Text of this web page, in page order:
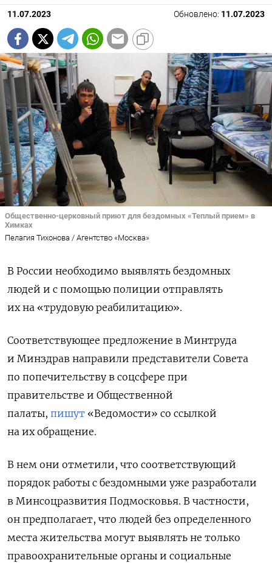
11.07.2023 Обновлено: 11.07.2023
Общественно-церковный приют для бездомных «Теплый прием» в
Химках
Пелагия Тихонова / Агентство «Москва»
В России необходимо выявлять бездомных
людей и с помощью полиции отправлять
их на «трудовую реабилитацию».
Соответствующее предложение в Минтруда
и Минздрав направили представители Совета
по попечительству в соцсфере при
правительстве и Общественной
палаты, пишут «Ведомости» со ссылкой
на их обращение.
В нем они отметили, что соответствующий
порядок работы с бездомными уже разработали
в Минсоцразвития Подмосковья. В частности,
он предполагает, что людей без определенного
места жительства могут выявлять не только
правоохранительные органы и социальные